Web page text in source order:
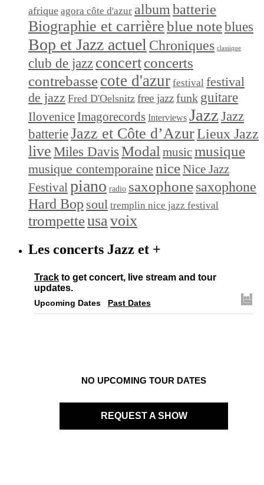
afrique agora côte d'azur album batterie
Biographie et carrièreblue noteblues
Bop et Jazz actuel Chroniques classique
club de jazz concertconcerts
contrebassecote d'azur festival festival
de jazz Fred D'Oelsnitz free jazzfunk guitare
Ilovenice Imagorecords Interviews Jazz Jazz
batterieJazz et Côte d’AzurLieux Jazz
live Miles Davis Modal musicmusique
musique contemporaine niceNice Jazz
Festivalpiano radio saxophonesaxophone
Hard Bop soul tremplin nice jazz festival
trompetteusavoix
Les concerts Jazz et +
Track to get concert, live stream and tour
updates.
Upcoming Dates Past Dates
NO UPCOMING TOUR DATES
REQUEST A SHOW